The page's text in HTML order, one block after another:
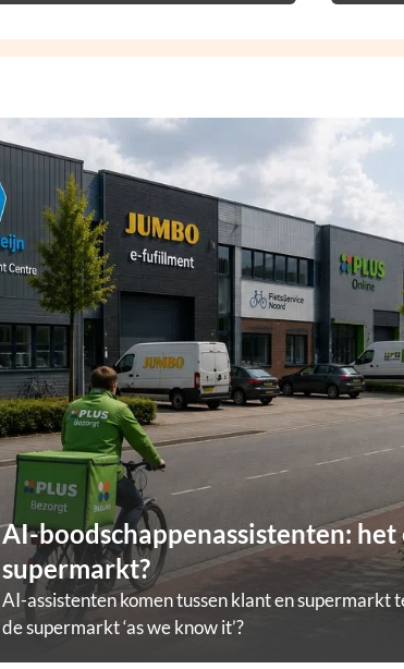
AI-boodschappenassistenten: het
supermarkt?
AI-assistenten komen tussen klant en supermarkt
de supermarkt ‘as we know it’?